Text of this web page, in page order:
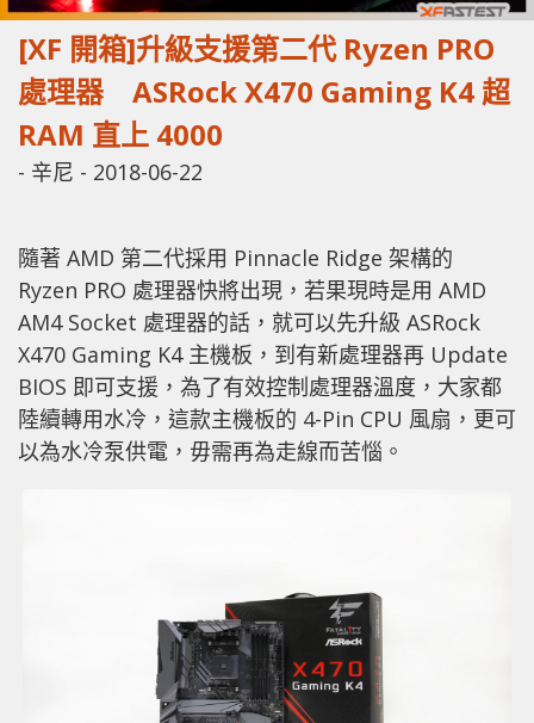
[XF 開箱]升級支援第二代 Ryzen PRO
處理器 ASRock X470 Gaming K4 超
RAM 直上 4000
- 辛尼 - 2018-06-22
隨著 AMD 第二代採用 Pinnacle Ridge 架構的
Ryzen PRO 處理器快將出現，若果現時是用 AMD
AM4 Socket 處理器的話，就可以先升級 ASRock
X470 Gaming K4 主機板，到有新處理器再 Update
BIOS 即可支援，為了有效控制處理器溫度，大家都
陸續轉用水冷，這款主機板的 4-Pin CPU 風扇，更可
以為水冷泵供電，毋需再為走線而苦惱。